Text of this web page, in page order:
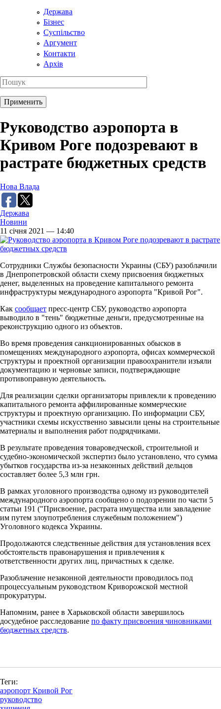
Держава
Бізнес
Суспільство
Аргумент
Контакти
Архів
Руководство аэропорта в
Кривом Роге подозревают в
растрате бюджетных средств
Нова Влада
Держава
Новини
11 січня 2021 — 14:40
Сотрудники Службы безопасности Украины (СБУ) разоблачили
в Днепропетровской области схему присвоения бюджетных
денег, выделенных на проведение капитального ремонта
инфраструктуры международного аэропорта "Кривой Рог".
Как сообщает пресс-центр СБУ, руководство аэропорта
выводило в "тень" бюджетные деньги, предусмотренные на
реконструкцию одного из объектов.
Во время проведения санкционированных обысков в
помещениях международного аэропорта, офисах коммерческой
структуры и проектной организации правоохранители изъяли
документацию и черновые записи, подтверждающие
противоправную деятельность.
Для реализации сделки организаторы привлекли к проведению
капитального ремонта аффилированные коммерческие
структуры и проектную организацию. По информации СБУ,
участники схемы искусственно завысили цены на строительные
материалы и выполнения работ подрядчиками.
В результате проведения товароведческой, строительной и
судебно-экономической экспертиз было установлено, что сумма
убытков государства из-за незаконных действий дельцов
составляет более 5,3 млн грн.
В рамках уголовного производства одному из руководителей
международного аэропорта сообщено о подозрении по части 5
статьи 191 ("Присвоение, растрата имущества или завладение
им путем злоупотребления служебным положением")
Уголовного кодекса Украины.
Продолжаются следственные действия для установления всех
обстоятельств правонарушения и привлечения к
ответственности других лиц, причастных к сделке.
Разоблачение незаконной деятельности проводилось под
процессуальным руководством Криворожской местной
прокуратуры.
Напомним, ранее в Харьковской области завершилось
досудебное расследование по факту присвоения чиновниками
бюджетных средств.
Теги:
аэропорт Кривой Рог
руководство